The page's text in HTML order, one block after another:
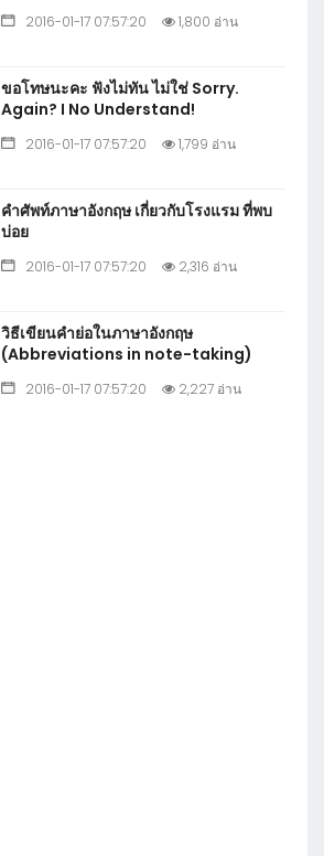
2016-01-17 07:57:20 1,800 อ่าน
ขอโทษนะคะ ฟังไม่ทัน ไม่ใช่ Sorry.
Again? I No Understand!
2016-01-17 07:57:20 1,799 อ่าน
คำศัพท์ภาษาอังกฤษ เกี่ยวกับโรงแรม ที่พบ
บ่อย
2016-01-17 07:57:20 2,316 อ่าน
วิธีเขียนคำย่อในภาษาอังกฤษ
(Abbreviations in note-taking)
2016-01-17 07:57:20 2,227 อ่าน